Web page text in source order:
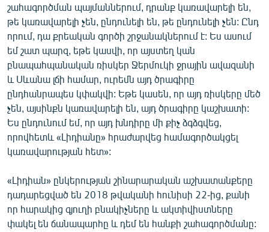
շահագործման պայմաններում, դրանք կառավարելի են,
թե կառավարելի չեն, ընդունելի են, թե ընդունելի չեն: Ընդ
որում, դա քրեական գործի շրջանակներում է: Ես ասում
եմ շատ պարզ, եթե կասվի, որ այստեղ կան
բնապահպանական ռիսկեր Ջերմուկի ջրային ավազանի
և Սևանա լճի համար, ուրեմն այդ ծրագիրը
ընդհանրապես կփակվի: Եթե կասեն, որ այդ ռիսկերը մեծ
չեն, այսինքն կառավարելի են, այդ ծրագիրը կաշխատի:
Ես ընդունում եմ, որ այդ խնդիրը մի քիչ ձգձգվեց,
որովհետև «Լիդիանը» հրաժարվեց համագործակցել
կառավարության հետ»:
«Լիդիան» ընկերության շինարարական աշխատանքերը
դադարեցված են 2018 թվականի հունիսի 22-ից, քանի
որ հարակից գյուղի բնակիչները և ակտիվիստները
փակել են ճանապարհը և դեմ են հանքի շահագործմանը: